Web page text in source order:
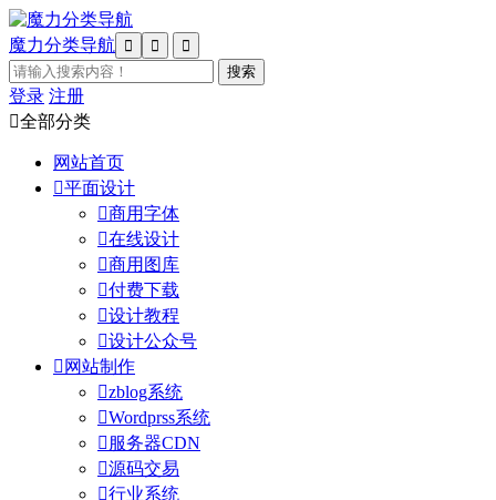
魔力分类导航   
登录 注册
全部分类
网站首页
平面设计
商用字体
在线设计
商用图库
付费下载
设计教程
设计公众号
 网站制作
zblog系统
Wordprss系统
 服务器CDN
源码交易
行业系统